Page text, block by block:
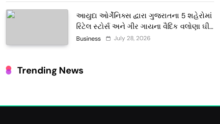
આયુદા ઓર્ગેનિક્સ દ્વારા ગુજરાતના 5 શહેરોમાં
રિટેલ સ્ટોર્સ અને ગીર ગાયના વૈદિક વલોણા ઘી-
દૂધની શુદ્ધ સેવાઓ સાથે વ્યાપક વિસ્તરણ
Business July 28, 2026
Trending News